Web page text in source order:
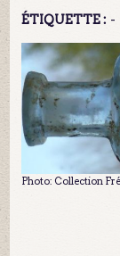
ÉTIQUETTE : -
Photo: Collection